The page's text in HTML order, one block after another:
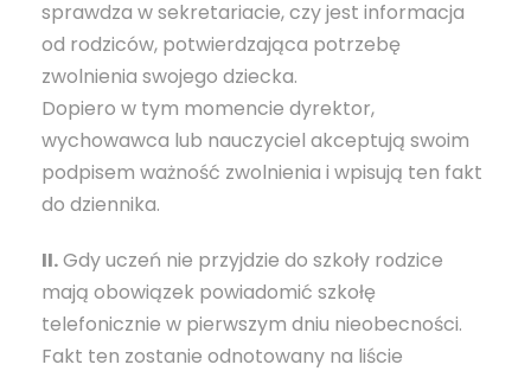
sprawdza w sekretariacie, czy jest informacja
od rodziców, potwierdzająca potrzebę
zwolnienia swojego dziecka.
Dopiero w tym momencie dyrektor,
wychowawca lub nauczyciel akceptują swoim
podpisem ważność zwolnienia i wpisują ten fakt
do dziennika.
II.Gdy uczeń nie przyjdzie do szkoły rodzice
mają obowiązek powiadomić szkołę
telefonicznie w pierwszym dniu nieobecności.
Fakt ten zostanie odnotowany na liście